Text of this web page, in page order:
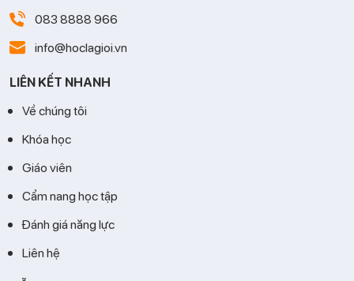
083 8888 966
info@hoclagioi.vn
LIÊN KẾT NHANH
Về chúng tôi
Khóa học
Giáo viên
Cẩm nang học tập
Đánh giá năng lực
Liên hệ